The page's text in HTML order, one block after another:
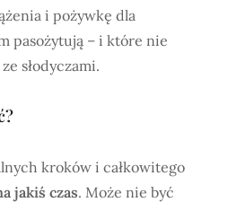
i pożywkę dla
pasożytują – i które nie
słodyczami.
kroków i całkowitego
jakiś czas. Może nie być